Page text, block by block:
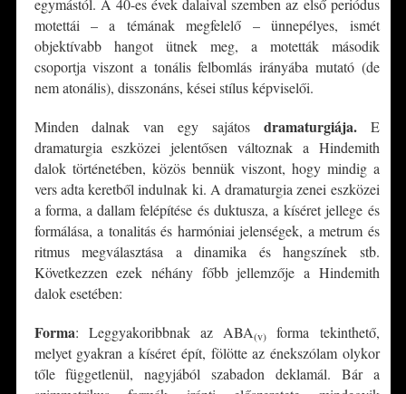
motettái – a témának megfelelő – ünnepélyes, ismét
objektívabb hangot ütnek meg, a motetták második
csoportja viszont a tonális felbomlás irányába mutató (de
nem atonális), disszonáns, kései stílus képviselői.
Minden dalnak van egy sajátos dramaturgiája.E
dramaturgia eszközei jelentősen változnak a Hindemith
dalok történetében, közös bennük viszont, hogy mindig a
vers adta keretből indulnak ki. A dramaturgia zenei eszközei
a forma, a dallam felépítése és duktusza, a kíséret jellege és
formálása, a tonalitás és harmóniai jelenségek, a metrum és
ritmus megválasztása a dinamika és hangszínek stb.
Következzen ezek néhány főbb jellemzője a Hindemith
dalok esetében:
Forma: Leggyakoribbnak az ABA(v)
forma tekinthető,
melyet gyakran a kíséret épít, fölötte az énekszólam olykor
tőle függetlenül, nagyjából szabadon deklamál. Bár a